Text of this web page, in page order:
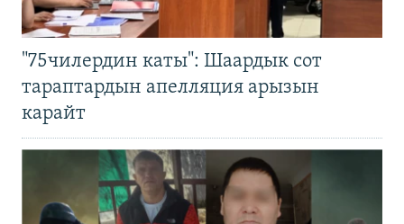
"75чилердин каты": Шаардык сот
тараптардын апелляция арызын
карайт